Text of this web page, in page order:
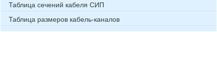
Таблица сечений кабеля СИП
Таблица размеров кабель-каналов